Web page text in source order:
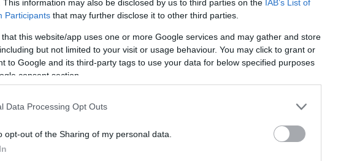
This information may also be disclosed by us to third parties on the IAB’s List of
Participants that may further disclose it to other third parties.
that this website/app uses one or more Google services and may gather and store
but not limited to your visit or usage behaviour. You may click to grant or
to Google and its third-party tags to use your data for below specified purposes
consent section.
Data Processing Opt Outs
opt-out of the Sharing of my personal data.